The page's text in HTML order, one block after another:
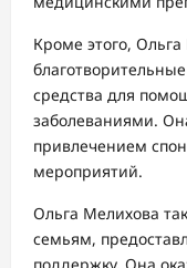
Кроме этого,
средства для
заболеваниями.
привлечением
мероприятий.
Ольга Мелихова
семьям,